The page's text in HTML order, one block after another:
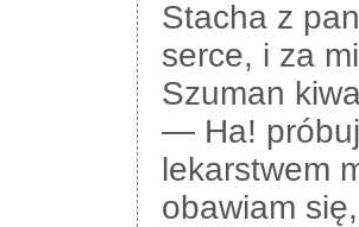
Stacha z
serce, i za
Szuman
— Ha!
lekarstwem
obawiam